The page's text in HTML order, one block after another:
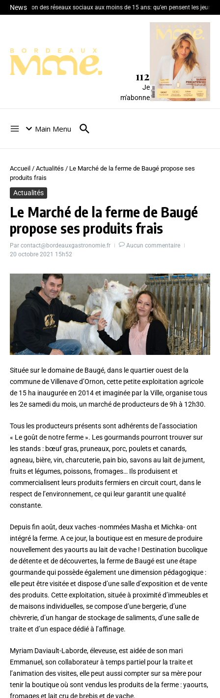
News
Interdiction des réseaux sociaux aux moins de 15 ans: qu’en pensent les jeunes
112
Je
m'abonne
Main Menu
Accueil / Actualités / Le Marché de la ferme de Baugé propose ses
produits frais
Actualités
Le Marché de la ferme de Baugé
propose ses produits frais
Par contact@bordeauxgastronomie.fr
Aucun commentaire
20 octobre 2021 15h52
Située sur le domaine de Baugé, dans le quartier ouest de la
commune de Villenave d’Ornon, cette petite exploitation agricole
de 15 ha inaugurée en 2014 et imaginée par la Ville, organise tous
les 2e samedi du mois, un marché de producteurs de 9h à 12h30.
Tous les producteurs présents sont adhérents de l’association
« Le goût de notre ferme ». Les gourmands pourront trouver sur
les stands : bœuf gras, pruneaux, porc, poulets et canards,
agneau, bière, vin, charcuterie, pain bio, savons au lait de jument,
fruits et légumes, poissons, fromages… Ils produisent et
commercialisent leurs produits fermiers en circuit court, dans le
respect de l’environnement, ce qui leur garantit une qualité
constante.
Depuis fin août, deux vaches -nommées Masha et Michka- ont
intégré la ferme. A ce jour, la boutique est en mesure de produire
nouvellement des yaourts au lait de vache ! Destination bucolique
de détente et de découvertes, la ferme de Baugé est une étape
gourmande qui possède également une dimension pédagogique :
elle peut être visitée et dispose d’une salle d’exposition et de vente
des produits. Cette exploitation, située à proximité d’immeubles et
de maisons individuelles, se compose d’une bergerie, d’une
chèvrerie, d’un hangar de stockage de saliments, d’une salle de
traite et d’un espace dédié à l’affinage.
Myriam Daviault-Laborde, éleveuse, est aidée de son mari
Emmanuel, son collaborateur à temps partiel pour la traite et
l’animation des visites, elle peut aussi compter sur sa mère pour
tenir la boutique où sont vendus les produits de la ferme : yaourts,
fromages et lait cru de brebis et de vache.